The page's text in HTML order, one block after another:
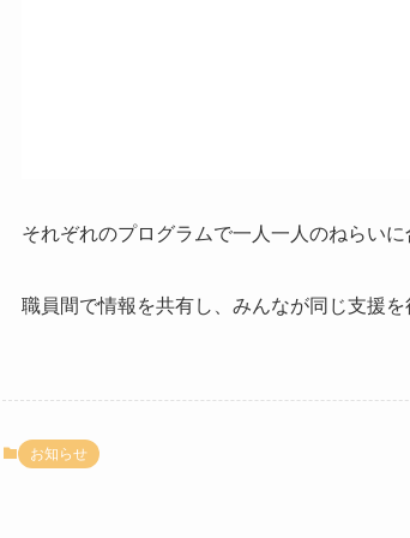
それぞれのプログラムで一人一人のねらいに
職員間で情報を共有し、みんなが同じ支援
お知らせ